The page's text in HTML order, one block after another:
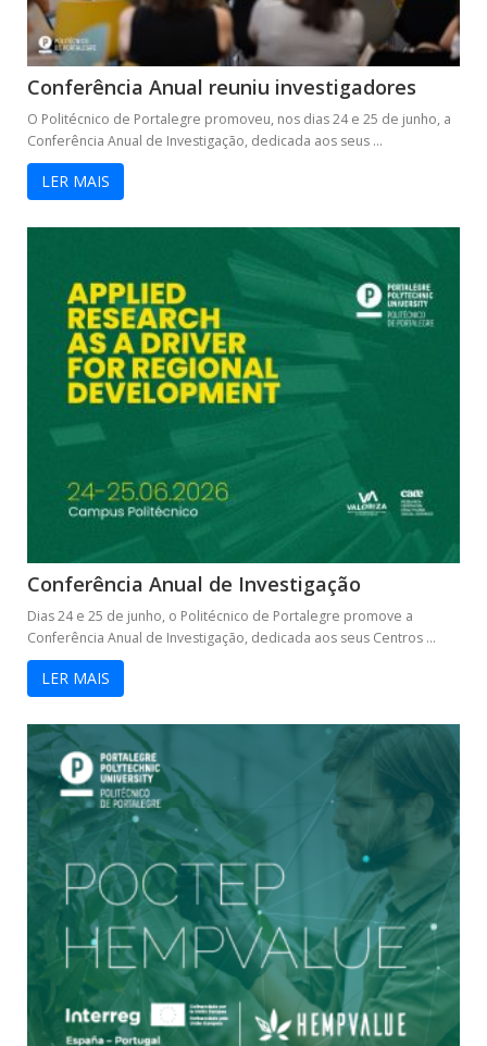
Conferência Anual reuniu investigadores
O Politécnico de Portalegre promoveu, nos dias 24 e 25 de junho, a
Conferência Anual de Investigação, dedicada aos seus ...
LER MAIS
Conferência Anual de Investigação
Dias 24 e 25 de junho, o Politécnico de Portalegre promove a
Conferência Anual de Investigação, dedicada aos seus Centros ...
LER MAIS